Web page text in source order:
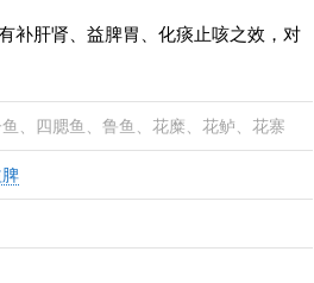
补肝肾、益脾胃、化痰止咳之效，对
、四腮鱼、鲁鱼、花糜、花鲈、花寨